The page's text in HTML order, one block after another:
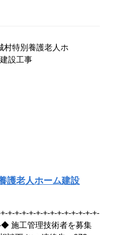
護老人ホーム建設
+-+-+-+-+-+-+-+-+-+-+-+-+-
◆ 施工管理技術者を募集